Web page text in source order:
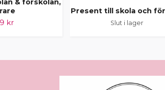
& förskolan,
kr
Present till skola och
Slut i lager